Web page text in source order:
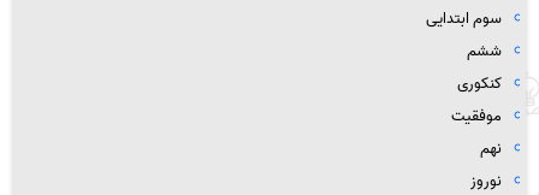
سوم ابتدایی
ششم
کنکوری
موفقیت
نهم
نوروز